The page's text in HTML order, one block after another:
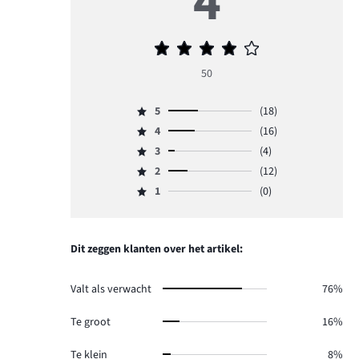
Gemiddelde
4
50
Beoordeling
5,
aantal
reviews
5
(18)
Beoordeling
4,
aantal
reviews
4
(16)
Beoordeling
3,
aantal
3
(4)
Beoordeling
2,
12.
2
(12)
Beoordeling
reviews
1 (0)
Dit zeggen klanten over het artikel:
Valt als verwacht 76%
Te groot 16%
Te klein 8%